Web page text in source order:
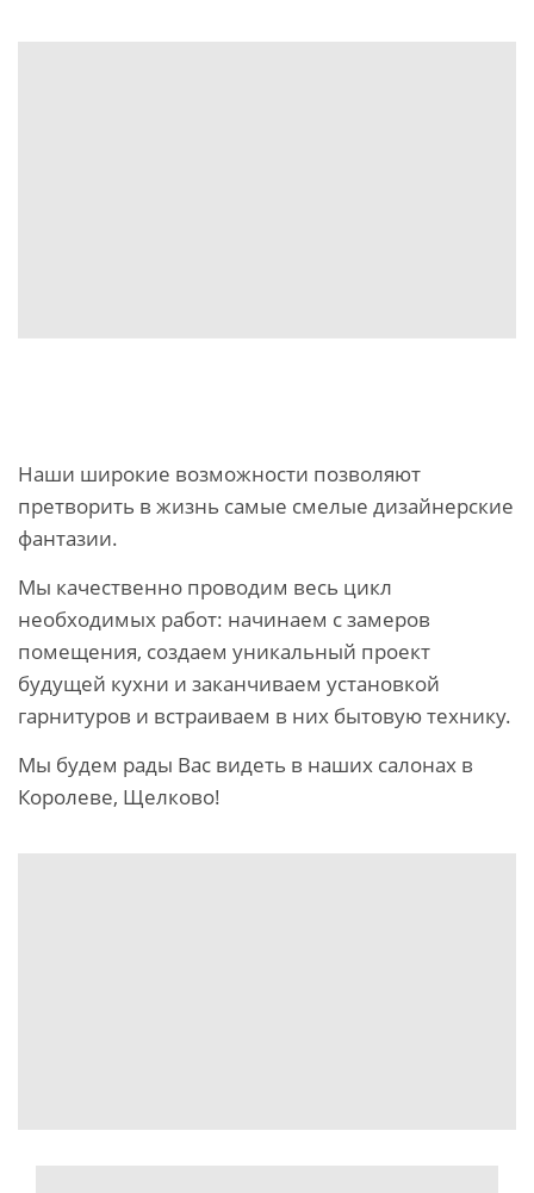
Наши широкие возможности позволяют
претворить в жизнь самые смелые дизайнерские
фантазии.
Мы качественно проводим весь цикл
необходимых работ: начинаем с замеров
помещения, создаем уникальный проект
будущей кухни и заканчиваем установкой
гарнитуров и встраиваем в них бытовую технику.
Мы будем рады Вас видеть в наших салонах в
Королеве, Щелково!